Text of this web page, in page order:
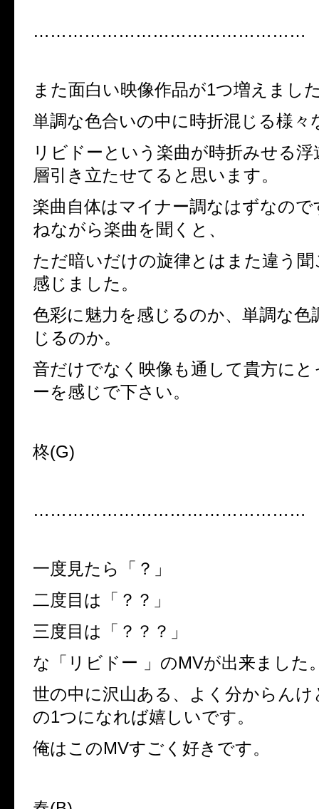
…………………………………………
また面白い映像作品が1つ増えまし
単調な色合いの中に時折混じる様々
リビドーという楽曲が時折みせる
層引き立たせてると思います。
楽曲自体はマイナー調なはずなので
ねながら楽曲を聞くと、
ただ暗いだけの旋律とはまた違う
感じました。
色彩に魅力を感じるのか、単調な色
じるのか。
音だけでなく映像も通して貴方に
ーを感じで下さい。
柊(G)
…………………………………………
一度見たら「？」
二度目は「？？」
三度目は「？？？」
な「リビドー 」のMVが出来ました
世の中に沢山ある、よく分からん
の1つになれば嬉しいです。
俺はこのMVすごく好きです。